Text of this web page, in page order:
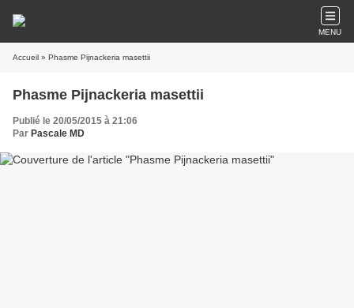
MENU
Accueil » Phasme Pijnackeria masettii
Phasme Pijnackeria masettii
Publié le 20/05/2015 à 21:06
Par Pascale MD